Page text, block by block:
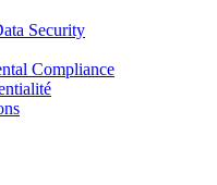
Security
Compliance